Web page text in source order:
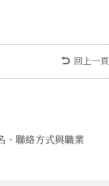
回上一頁
聯絡方式與職業